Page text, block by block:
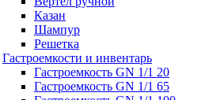
Казан
Шампур
Решетка
Гастроемкости и инвентарь
Гастроемкость GN 1/1 20
Гастроемкость GN 1/1 65